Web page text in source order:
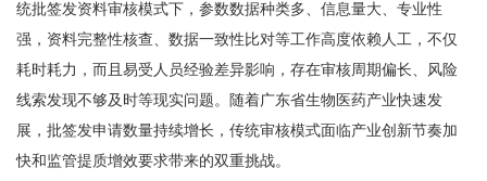
统批签发资料审核模式下，参数数据种类多、信息量大、专业性
强，资料完整性核查、数据一致性比对等工作高度依赖人工，不仅
耗时耗力，而且易受人员经验差异影响，存在审核周期偏长、风险
线索发现不够及时等现实问题。随着广东省生物医药产业快速发
展，批签发申请数量持续增长，传统审核模式面临产业创新节奏加
快和监管提质增效要求带来的双重挑战。